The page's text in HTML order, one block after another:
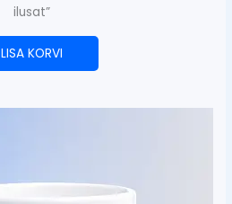
ilusat”
LISA KORVI